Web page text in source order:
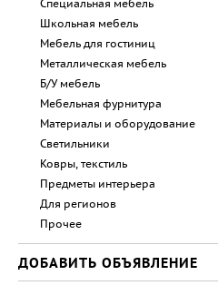
Специальная мебель
Школьная мебель
Мебель для гостиниц
Металлическая мебель
Б/У мебель
Мебельная фурнитура
Материалы и оборудование
Светильники
Ковры, текстиль
Предметы интерьера
Для регионов
Прочее
ДОБАВИТЬ ОБЪЯВЛЕНИЕ